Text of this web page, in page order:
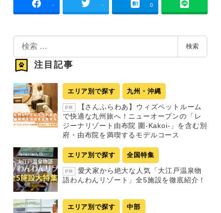
- - 0
検
索
検索
注目記事
エリア別で探す 九州・沖縄
PR
【さんふらわあ】ウィズペットルーム
で快適な九州旅へ！ニューオープンの「レ
ジーナリゾート由布院 圍-Kakoi-」を含む別
府・由布院を満喫するモデルコース
エリア別で探す 全国特集
PR
愛犬家から絶大な人気「大江戸温泉物
語わんわんリゾート」全5施設を徹底紹介！
エリア別で探す 中部